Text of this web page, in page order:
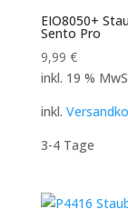
EIO8050+
Sento Pro
9,99 €
inkl. 19 %
inkl.
3-4 Tage